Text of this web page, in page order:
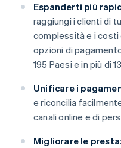
Espanderti più
raggiungi i clienti di
complessità e i
opzioni di
195 Paesi e in più di
Unificare i
e riconcilia
canali online e di
Migliorare le